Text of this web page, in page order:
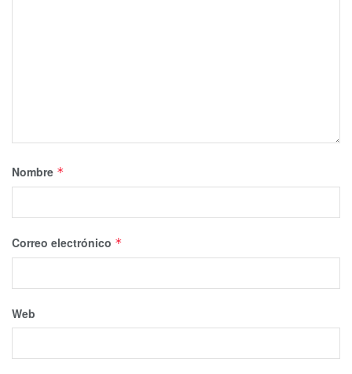
Nombre *
Correo electrónico *
Web